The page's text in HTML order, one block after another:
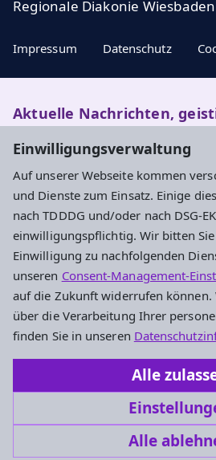
Einwilligungsverwaltung
Auf unserer Webseite kommen
und Dienste zum Einsatz. Einige
nach TDDDG und/oder nach DSG-
einwilligungspflichtig. Wir bitten
Einwilligung zu nachfolgenden
unseren Consent-Management-
auf die Zukunft widerrufen
über die Verarbeitung Ihrer
finden Sie in unseren
Alle
Alle
Regionale Diakonie
Impressum Datenschutz
Aktuelle Nachrichten,
Newsletter entdecken
Adresse
Evangelisches Dekanat Rheingau-
Aarstraße 44
65232 Taunusstein
Tel. 06128-48 88 27
oeffentlichkeitsarbeit.rt@ekhn.de